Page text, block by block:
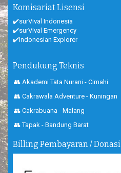
Komisariat Lisensi
✔️surVival Indonesia
✔️surVival Emergency
✔️Indonesian Explorer
Pendukung Teknis
👥 Akademi Tata Nurani - Cimahi
👥 Cakrawala Adventure - Kuningan
👥 Cakrabuana - Malang
👥 Tapak - Bandung Barat
Billing Pembayaran / Donasi